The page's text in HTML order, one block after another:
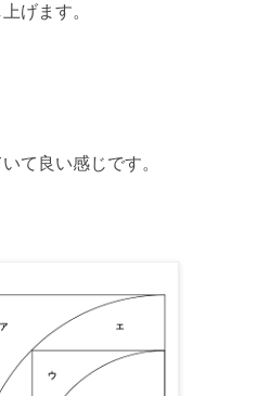
げます。
て良い感じです。